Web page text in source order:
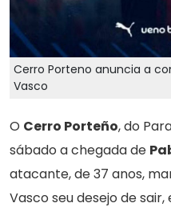
Cerro Porteno anuncia a
Vasco
O Cerro Porteño, do
sábado a chegada de
atacante, de 37 anos,
Vasco seu desejo de